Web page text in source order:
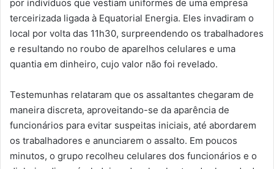
por indivíduos que vestiam uniformes de uma empresa
terceirizada ligada à Equatorial Energia. Eles invadiram o
local por volta das 11h30, surpreendendo os trabalhadores
e resultando no roubo de aparelhos celulares e uma
quantia em dinheiro, cujo valor não foi revelado.
Testemunhas relataram que os assaltantes chegaram de
maneira discreta, aproveitando-se da aparência de
funcionários para evitar suspeitas iniciais, até abordarem
os trabalhadores e anunciarem o assalto. Em poucos
minutos, o grupo recolheu celulares dos funcionários e o